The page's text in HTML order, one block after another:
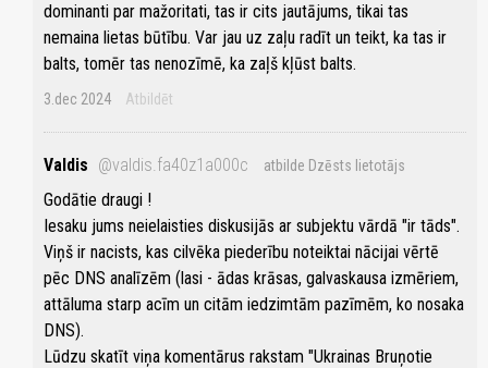
dominanti par mažoritati, tas ir cits jautājums, tikai tas
nemaina lietas būtību. Var jau uz zaļu radīt un teikt, ka tas ir
balts, tomēr tas nenozīmē, ka zaļš kļūst balts.
3.dec 2024 Atbildēt
Valdis @valdis.fa40z1a000c atbilde Dzēsts lietotājs
Godātie draugi !
Iesaku jums neielaisties diskusijās ar subjektu vārdā "ir tāds".
Viņš ir nacists, kas cilvēka piederību noteiktai nācijai vērtē
pēc DNS analīzēm (lasi - ādas krāsas, galvaskausa izmēriem,
attāluma starp acīm un citām iedzimtām pazīmēm, ko nosaka
DNS).
Lūdzu skatīt viņa komentārus rakstam "Ukrainas Bruņotie